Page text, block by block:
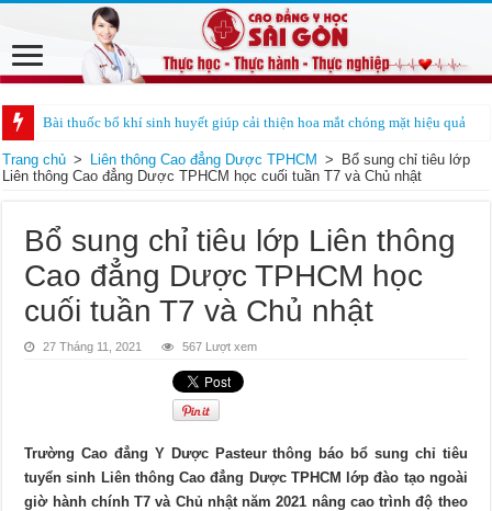
Bài thuốc bổ khí sinh huyết giúp cải thiện hoa mắt chóng mặt hiệu quả
Trang chủ > Liên thông Cao đẳng Dược TPHCM >
Bổ sung chỉ tiêu lớp
Liên thông Cao đẳng Dược TPHCM học cuối tuần T7 và Chủ nhật
Bổ sung chỉ tiêu lớp Liên thông
Cao đẳng Dược TPHCM học
cuối tuần T7 và Chủ nhật
27 Tháng 11, 2021 567 Lượt xem
Trường Cao đẳng Y Dược Pasteur thông báo bổ sung chỉ tiêu
tuyển sinh Liên thông Cao đẳng Dược TPHCM lớp đào tạo ngoài
giờ hành chính T7 và Chủ nhật năm 2021 nâng cao trình độ theo